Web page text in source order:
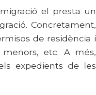
el presta un
Concretament,
de residència i
etc. A més,
expedients de les